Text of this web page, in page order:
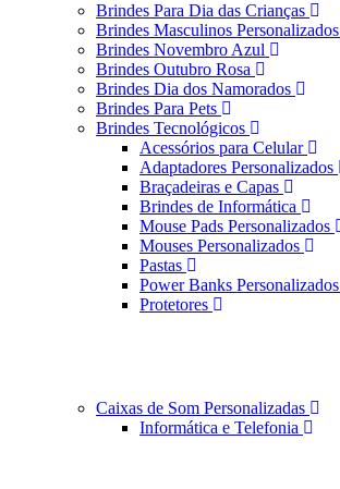
Brindes Para Dia das Crianças
Brindes Masculinos Personalizados
Brindes Novembro Azul
Brindes Outubro Rosa
Brindes Dia dos Namorados
Brindes Para Pets
Brindes Tecnológicos
Acessórios para Celular
Adaptadores Personalizados
Braçadeiras e Capas
Brindes de Informática
Mouse Pads Personalizados
Mouses Personalizados
Pastas
Power Banks Personalizados
Protetores
Caixas de Som Personalizadas
Informática e Telefonia